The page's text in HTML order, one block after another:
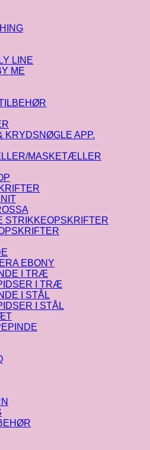
LINE
ME
KRYDSNØGLE APP.
MASKETÆLLER
STRIKKEOPSKRIFTER
EBONY
I TRÆ
I TRÆ
I STÅL
I STÅL